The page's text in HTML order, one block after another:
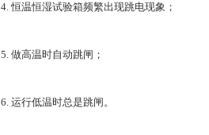
4. 恒温恒湿试验箱频繁出现跳电现象；
5. 做高温时自动跳闸；
6. 运行低温时总是跳闸。